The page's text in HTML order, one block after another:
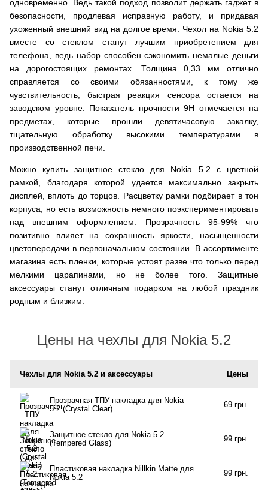
одновременно. Ведь такой подход позволит держать гаджет в
безопасности, продлевая исправную работу, и придавая
ухоженный внешний вид на долгое время. Чехол на Nokia 5.2
вместе со стеклом станут лучшим приобретением для
телефона, ведь набор способен сэкономить немалые деньги
на дорогостоящих ремонтах. Толщина 0,33 мм отлично
справляется со своими обязанностями, к тому же
чувствительность, быстрая реакция сенсора остается на
заводском уровне. Показатель прочности 9H отмечается на
предметах, которые прошли девятичасовую закалку,
тщательную обработку высокими температурами в
производственной печи.
Можно купить защитное стекло для Nokia 5.2 с цветной
рамкой, благодаря которой удается максимально закрыть
дисплей, вплоть до торцов. Расцветку рамки подбирает в тон
корпуса, но есть возможность немного поэкспериментировать
над внешним оформлением. Прозрачность 95-99% что
позитивно влияет на сохранность яркости, насыщенности
цветопередачи в первоначальном состоянии. В ассортименте
магазина есть пленки, которые устоят разве что только перед
мелкими царапинами, но не более того. Защитные
аксессуары станут отличным подарком на любой праздник
родным и близким.
Цены на чехлы для Nokia 5.2
Чехлы для Nokia 5.2 и аксессуары Цены
Прозрачная ТПУ накладка для Nokia
5.2 (Crystal Clear)
69 грн.
Защитное стекло для Nokia 5.2
(Tempered Glass)
99 грн.
Пластиковая накладка Nillkin Matte для
Nokia 5.2
99 грн.